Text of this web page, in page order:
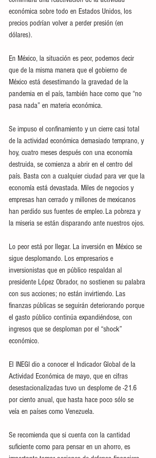
económica sobre todo en Estados Unidos, los
precios podrían volver a perder presión (en
dólares).
En México, la situación es peor, podemos decir
que de la misma manera que el gobierno de
México está desestimando la gravedad de la
pandemia en el país, también hace como que “no
pasa nada” en materia económica.
Se impuso el confinamiento y un cierre casi total
de la actividad económica demasiado temprano, y
hoy, cuatro meses después con una economía
destruida, se comienza a abrir en el centro del
país. Basta con a cualquier ciudad para ver que la
economía está devastada. Miles de negocios y
empresas han cerrado y millones de mexicanos
han perdido sus fuentes de empleo. La pobreza y
la miseria se están disparando ante nuestros ojos.
Lo peor está por llegar. La inversión en México se
sigue desplomando. Los empresarios e
inversionistas que en público respaldan al
presidente López Obrador, no sostienen su palabra
con sus acciones; no están invirtiendo. Las
finanzas públicas se seguirán deteriorando porque
el gasto público continúa expandiéndose, con
ingresos que se desploman por el “shock”
económico.
El INEGI dio a conocer el Indicador Global de la
Actividad Económica de mayo, que en cifras
desestacionalizadas tuvo un desplome de -21.6
por ciento anual, que hasta hace poco sólo se
veía en países como Venezuela.
Se recomienda que si cuenta con la cantidad
suficiente como para pensar en un ahorro, es